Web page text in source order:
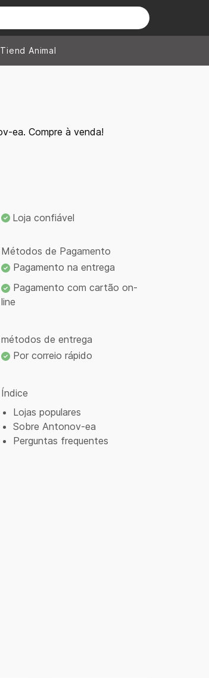
Tiend Animal
ea. Compre à venda!
Loja confiável
Métodos de Pagamento
Pagamento na entrega
Pagamento com cartão on-
line
métodos de entrega
Por correio rápido
Índice
Lojas populares
Sobre Antonov-ea
Perguntas frequentes